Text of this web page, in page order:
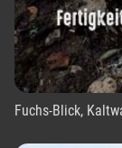
Fuchs-Blick,